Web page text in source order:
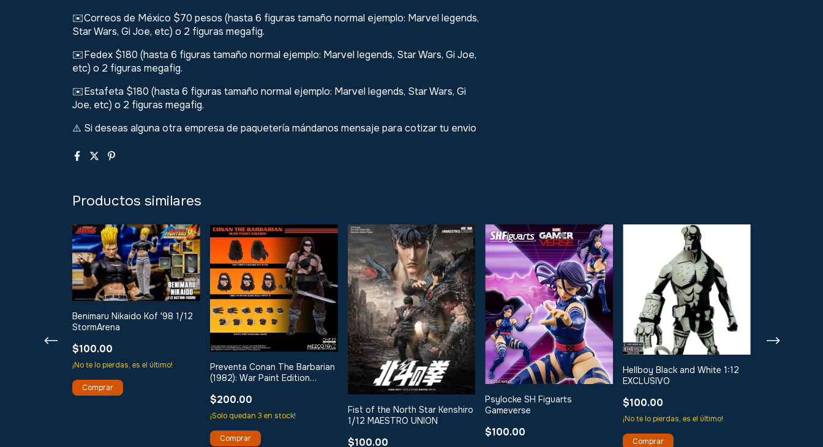
✉️Correos de México $70 pesos (hasta 6 figuras tamaño normal ejemplo: Marvel legends,
Star Wars, Gi Joe, etc) o 2 figuras megafig.
✉️Fedex $180 (hasta 6 figuras tamaño normal ejemplo: Marvel legends, Star Wars, Gi Joe,
etc) o 2 figuras megafig.
✉️Estafeta $180 (hasta 6 figuras tamaño normal ejemplo: Marvel legends, Star Wars, Gi
Joe, etc) o 2 figuras megafig.
⚠️ Si deseas alguna otra empresa de paquetería mándanos mensaje para cotizar tu envio
Productos similares
Benimaru Nikaido Kof '98 1/12
StormArena
$100.00
¡No te lo pierdas, es el último!
Preventa Conan The Barbarian
(1982): War Paint Edition
$200.00
¡Solo quedan 3 en stock!
Fist of the North Star Kenshiro
1/12 MAESTRO UNION
$100.00
Psylocke SH Figuarts
Gameverse
$100.00
Hellboy Black and White 1:12
EXCLUSIVO
$100.00
¡No te lo pierdas, es el último!